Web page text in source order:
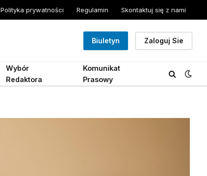
Polityka prywatności Regulamin Skontaktuj się z nami
Biuletyn Zaloguj Sie
Wybór
Redaktora
Komunikat
Prasowy